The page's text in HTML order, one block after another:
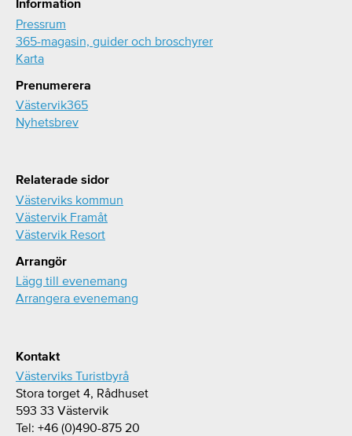
Information
Pressrum
365-magasin, guider och broschyrer
Karta
Prenumerera
Västervik365
Nyhetsbrev
Relaterade sidor
Västerviks kommun
Västervik Framåt
Västervik Resort
Arrangör
Lägg till evenemang
Arrangera evenemang
Kontakt
Västerviks Turistbyrå
Stora torget 4, Rådhuset
593 33 Västervik
Tel: +46 (0)490-875 20